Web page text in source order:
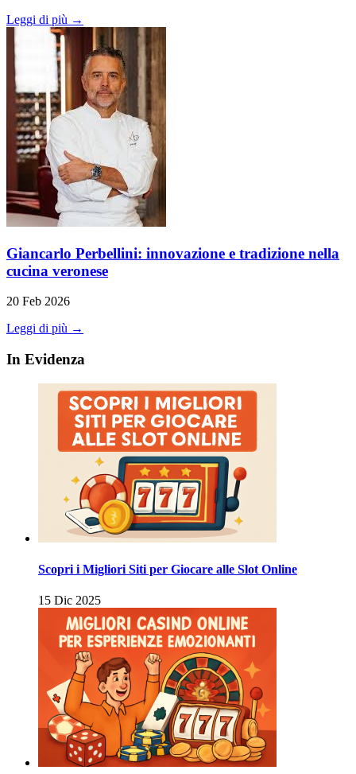
Leggi di più →
Giancarlo Perbellini: innovazione e tradizione nella
cucina veronese
20 Feb 2026
Leggi di più →
In Evidenza
Scopri i Migliori Siti per Giocare alle Slot Online
15 Dic 2025